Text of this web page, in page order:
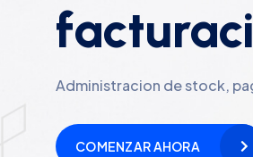
Administracion de stock,
COMENZAR AHORA